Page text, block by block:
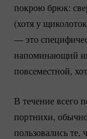
покрою брюк:
(хотя у
— это
напоминающий
повсеместной,
В течение всего
портнихи,
пользовались те,